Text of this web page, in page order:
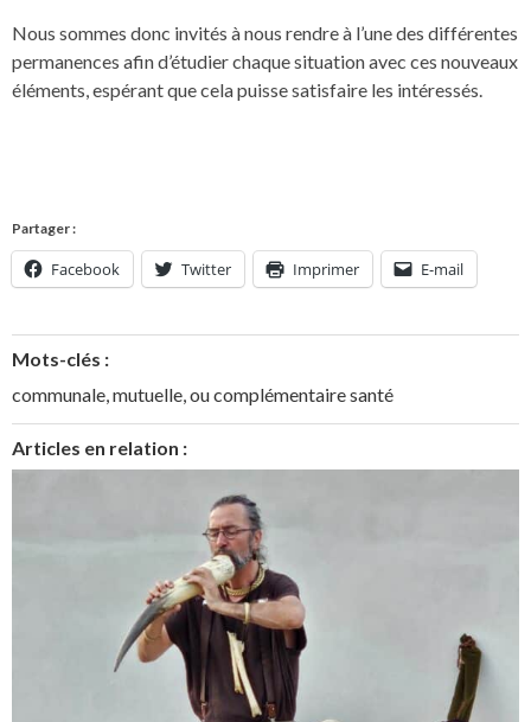
Nous sommes donc invités à nous rendre à l’une des différentes
permanences afin d’étudier chaque situation avec ces nouveaux
éléments, espérant que cela puisse satisfaire les intéressés.
Partager :
Facebook Twitter Imprimer E-mail
Mots-clés :
communale,mutuelle,ou complémentaire santé
Articles en relation :